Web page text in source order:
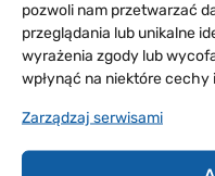
pozwoli nam przetwarzać
przeglądania lub unikalne
wyrażenia zgody lub
wpłynąć na niektóre cechy
Zarządzaj serwisami
wykonaniu aktorów
Karoliny
Firewicza, Janusza